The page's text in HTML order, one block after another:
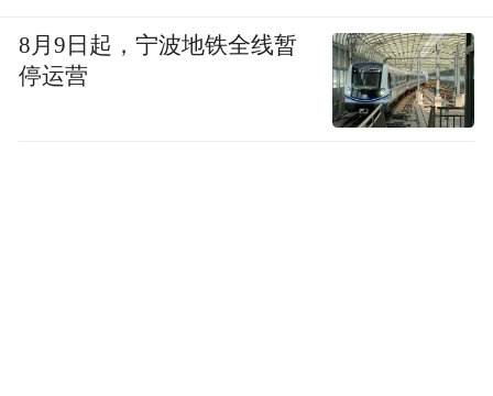
8月9日起，宁波地铁全线暂
停运营